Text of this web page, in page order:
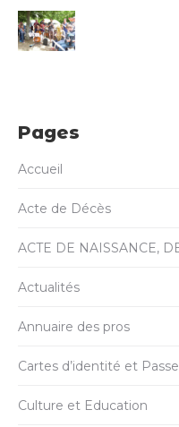
Pages
Accueil
Acte de Décès
ACTE DE NAISSANCE,
Actualités
Annuaire des pros
Cartes d’identité et
Culture et Education